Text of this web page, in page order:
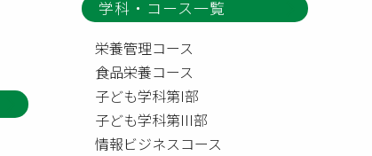
学科・コース一覧
栄養管理コース
食品栄養コース
子ども学科第I部
子ども学科第III部
情報ビジネスコース